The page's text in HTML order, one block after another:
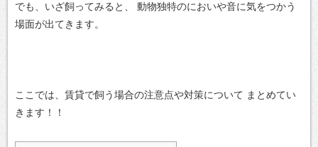
でも、いざ飼ってみると、
動物独特のにおいや音に気をつかう
場面が出てきます。
ここでは、賃貸で飼う場合の注意点や対策について まとめてい
きます！！